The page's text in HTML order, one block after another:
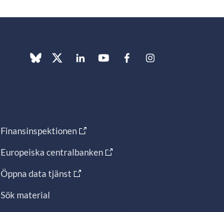
Finansinspektionen
Europeiska centralbanken
Öppna data tjänst
Sök material